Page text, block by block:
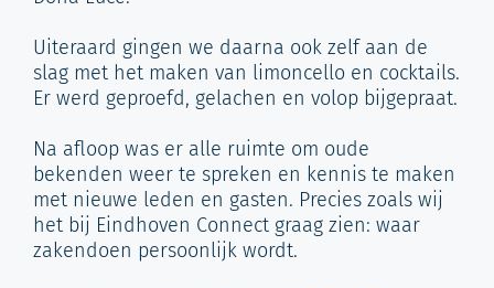
Uiteraard gingen we daarna ook zelf aan de
slag met het maken van limoncello en cocktails.
Er werd geproefd, gelachen en volop bijgepraat.
Na afloop was er alle ruimte om oude
bekenden weer te spreken en kennis te maken
met nieuwe leden en gasten. Precies zoals wij
het bij Eindhoven Connect graag zien: waar
zakendoen persoonlijk wordt.